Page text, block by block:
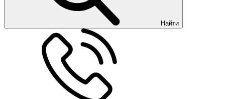
Найти